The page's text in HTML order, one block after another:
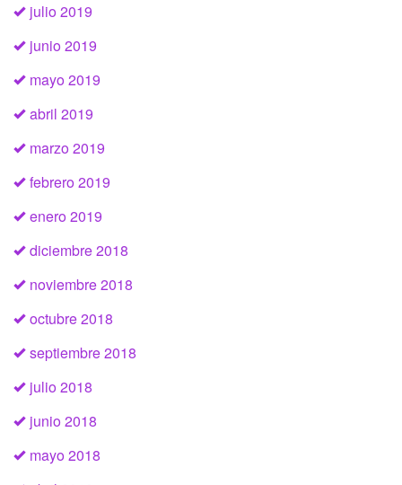
julio 2019
junio 2019
mayo 2019
abril 2019
marzo 2019
febrero 2019
enero 2019
diciembre 2018
noviembre 2018
octubre 2018
septiembre 2018
julio 2018
junio 2018
mayo 2018